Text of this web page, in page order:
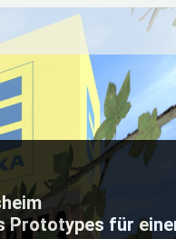
Prototypes für